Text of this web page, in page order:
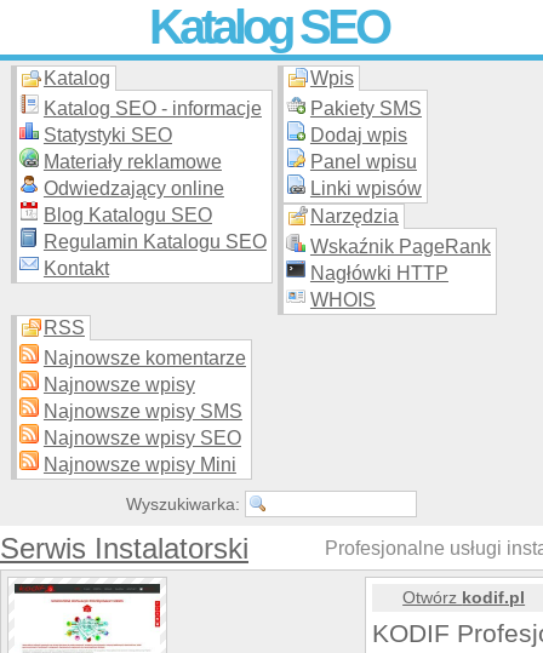
Katalog SEO
Skuteczna i promocja stron WWW –
moderowanego katalogu za darmo!
Katalog
Katalog SEO - informacje
Statystyki SEO
Materiały reklamowe
Odwiedzający online
Blog Katalogu SEO
Regulamin Katalogu SEO
Kontakt
Wpis
Pakiety SMS
Dodaj wpis
Panel wpisu
Linki wpisów
Narzędzia
Wskaźnik PageRank
Nagłówki HTTP
WHOIS
RSS
Najnowsze komentarze
Najnowsze wpisy
Najnowsze wpisy SMS
Najnowsze wpisy SEO
Najnowsze wpisy Mini
Wyszukiwarka:
Serwis Instalatorski Profesjonalne usługi
Otwórz kodif.pl
KODIF